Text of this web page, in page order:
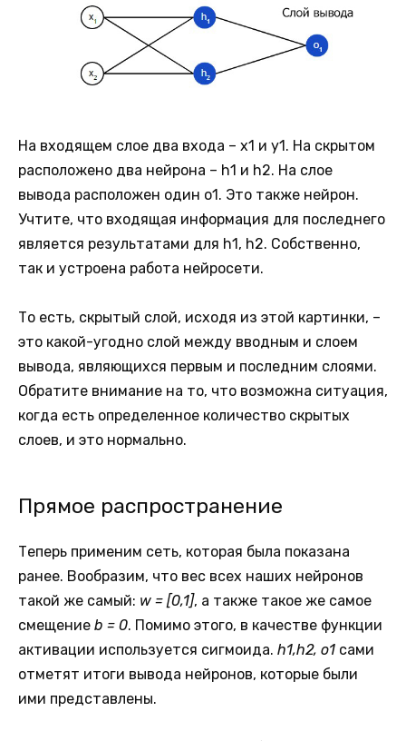
На входящем слое два входа – x1 и y1. На скрытом
расположено два нейрона – h1 и h2. На слое
вывода расположен один o1. Это также нейрон.
Учтите, что входящая информация для последнего
является результатами для h1, h2. Собственно,
так и устроена работа нейросети.
То есть, скрытый слой, исходя из этой картинки, –
это какой-угодно слой между вводным и слоем
вывода, являющихся первым и последним слоями.
Обратите внимание на то, что возможна ситуация,
когда есть определенное количество скрытых
слоев, и это нормально.
Прямое распространение
Теперь применим сеть, которая была показана
ранее. Вообразим, что вес всех наших нейронов
такой же самый: w = [0,1], а также такое же самое
смещение b = 0. Помимо этого, в качестве функции
активации используется сигмоида. h1,h2, o1 сами
отметят итоги вывода нейронов, которые были
ими представлены.